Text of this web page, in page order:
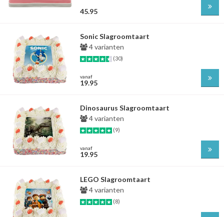
45.95
Sonic Slagroomtaart
4 varianten
(30)
vanaf
19.95
Dinosaurus Slagroomtaart
4 varianten
(9)
vanaf
19.95
LEGO Slagroomtaart
4 varianten
(8)